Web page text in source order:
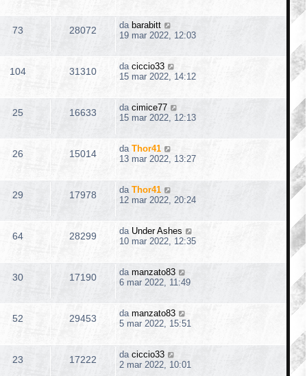
73 28072 da barabitt
19 mar 2022, 12:03
104 31310 da ciccio33
15 mar 2022, 14:12
25 16633 da cimice77
15 mar 2022, 12:13
26 15014 da Thor41
13 mar 2022, 13:27
29 17978 da Thor41
12 mar 2022, 20:24
64 28299 da Under Ashes
10 mar 2022, 12:35
30 17190 da manzato83
6 mar 2022, 11:49
52 29453 da manzato83
5 mar 2022, 15:51
23 17222 da ciccio33
2 mar 2022, 10:01